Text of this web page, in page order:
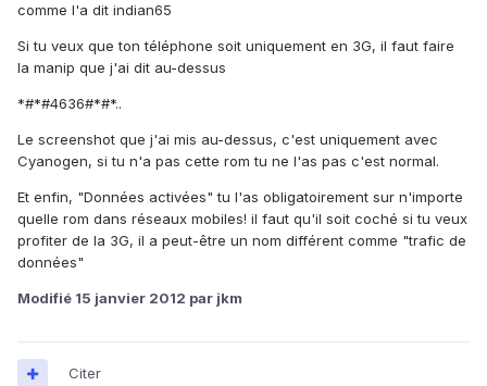
comme l'a dit indian65
Si tu veux que ton téléphone soit uniquement en 3G, il faut faire
la manip que j'ai dit au-dessus
*#*#4636#*#*..
Le screenshot que j'ai mis au-dessus, c'est uniquement avec
Cyanogen, si tu n'a pas cette rom tu ne l'as pas c'est normal.
Et enfin, "Données activées" tu l'as obligatoirement sur n'importe
quelle rom dans réseaux mobiles! il faut qu'il soit coché si tu veux
profiter de la 3G, il a peut-être un nom différent comme "trafic de
données"
Modifié 15 janvier 2012 par jkm
Citer